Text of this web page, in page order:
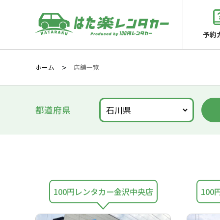
予約
ホーム 店舗一覧
都道府県
100円レンタカー金沢中央店 100